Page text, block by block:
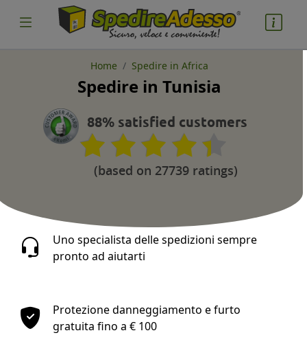
cosa spedire
Pacco
Nazione partenza
Nazione arrivo
quantità
1
Home Spedire in Africa
Spedire in Tunisia
88% satisfied customers
(based on 27739 ratings)
Uno specialista delle spedizioni sempre
pronto ad aiutarti
Protezione danneggiamento e furto
gratuita fino a € 100